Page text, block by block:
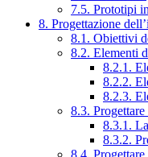
7.5. Prototipi
8. Progettazione
8.1. Obiettivi
8.2. Elementi
8.2.1.
8.2.2.
8.2.3.
8.3.
8.3.1.
8.3.2.
8.4.